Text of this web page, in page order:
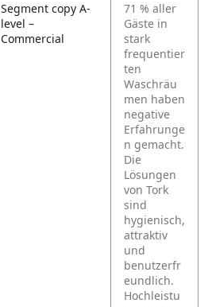
Segment copy A-
level –
Commercial
71 % aller
Gäste in
stark
frequentier
ten
Waschräu
men haben
negative
Erfahrunge
n gemacht.
Die
Lösungen
von Tork
sind
hygienisch,
attraktiv
und
benutzerfr
eundlich.
Hochleistu